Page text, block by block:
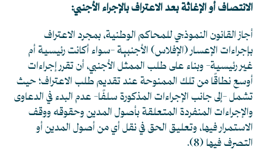
الانتصاف أو الإغاثة بعد الاعتراف بالإجراء الأجنبي:
أجاز القانون النموذجي للمحاكم الوطنية، بمجرد الاعتراف
بإجراءات الإعسار (الإفلاس) الأجنبية -سواء أكانت رئيسية أم
غير رئيسية- وبناء على طلب الممثل الأجنبي، أن تقرر إجراءات
أوسع نطاقًا من تلك الممنوحة عند تقديم طلب الاعتراف؛ حيث
تشمل -إلى جانب الإجراءات المذكورة سلفًا- عدم البدء في الدعاوى
والإجراءات المنفردة المتعلقة بأصول المدين وحقوقه ووقف
الاستمرار فيها، وتعليق الحق في نقل أي من أصول المدين أو
التصرف فيها (8)
.